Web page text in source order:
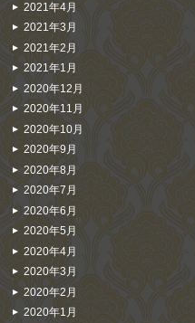
2021年4月
2021年3月
2021年2月
2021年1月
2020年12月
2020年11月
2020年10月
2020年9月
2020年8月
2020年7月
2020年6月
2020年5月
2020年4月
2020年3月
2020年2月
2020年1月